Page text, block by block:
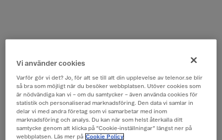
Vi använder cookies
Varför gör vi det? Jo, för att se till att din upplevelse av telenor.se blir
så bra som möjligt när du besöker webbplatsen. Utöver cookies som
är nödvändiga kan vi – om du samtycker – även använda cookies för
statistik och personaliserad marknadsföring. Den data vi samlar in
delar vi med andra företag som vi samarbetar med inom
marknadsföring och analys. Du kan när som helst återkalla ditt
samtycke genom att klicka på ”Cookie-inställningar” längst ner på
webbplatsen. Läs mer på Cookie Policy